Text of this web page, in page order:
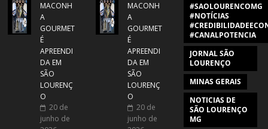
MACONH
A
GOURMET
É
APREENDI
DA EM
SÃO
LOURENÇ
O
20 de
junho de
MACONH
A
GOURMET
É
APREENDI
DA EM
SÃO
LOURENÇ
O
20 de
junho de
#SAOLOURENCOMG
#NOTÍCIAS
#CANALPOTENCIA
JORNAL SÃO
LOURENÇO
MINAS GERAIS
NOTICIAS DE
SÃO LOURENÇO
MG